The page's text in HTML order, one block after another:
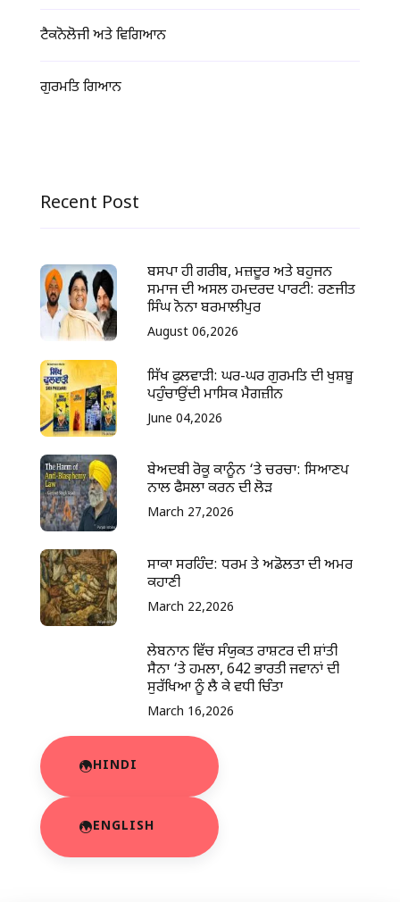
ਟੈਕਨੋਲੋਜੀ ਅਤੇ ਵਿਗਿਆਨ
ਗੁਰਮਤਿ ਗਿਆਨ
Recent Post
ਬਸਪਾ ਹੀ ਗਰੀਬ, ਮਜ਼ਦੂਰ ਅਤੇ ਬਹੁਜਨ
ਸਮਾਜ ਦੀ ਅਸਲ ਹਮਦਰਦ ਪਾਰਟੀ: ਰਣਜੀਤ
ਸਿੰਘ ਨੋਨਾ ਬਰਮਾਲੀਪੁਰ
August 06,2026
ਸਿੱਖ ਫੁਲਵਾੜੀ: ਘਰ-ਘਰ ਗੁਰਮਤਿ ਦੀ ਖੁਸ਼ਬੂ
ਪਹੁੰਚਾਉਂਦੀ ਮਾਸਿਕ ਮੈਗਜ਼ੀਨ
June 04,2026
ਬੇਅਦਬੀ ਰੋਕੂ ਕਾਨੂੰਨ ‘ਤੇ ਚਰਚਾ: ਸਿਆਣਪ
ਨਾਲ ਫੈਸਲਾ ਕਰਨ ਦੀ ਲੋੜ
March 27,2026
ਸਾਕਾ ਸਰਹਿੰਦ: ਧਰਮ ਤੇ ਅਡੋਲਤਾ ਦੀ ਅਮਰ
ਕਹਾਣੀ
March 22,2026
ਲੇਬਨਾਨ ਵਿੱਚ ਸੰਯੁਕਤ ਰਾਸ਼ਟਰ ਦੀ ਸ਼ਾਂਤੀ
ਸੈਨਾ ‘ਤੇ ਹਮਲਾ, 642 ਭਾਰਤੀ ਜਵਾਨਾਂ ਦੀ
ਸੁਰੱਖਿਆ ਨੂੰ ਲੈ ਕੇ ਵਧੀ ਚਿੰਤਾ
March 16,2026
HINDI
ENGLISH